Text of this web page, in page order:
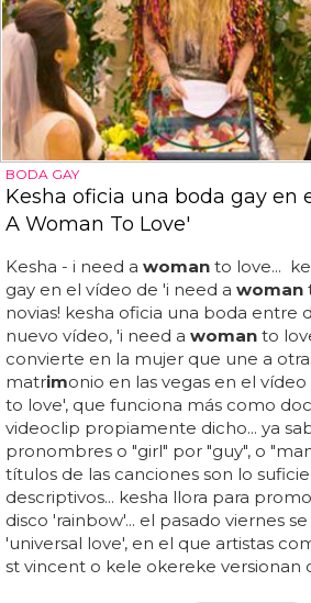
BODA GAY
Kesha oficia una boda gay en
A Woman To Love'
Kesha - i need a woman to love...
gay en el vídeo de 'i need a woman
novias! kesha oficia una boda entre
nuevo vídeo, 'i need a woman to
convierte en la mujer que une a
matrimonio en las vegas en el
to love', que funciona más como
videoclip propiamente dicho... ya
pronombres o "girl" por "guy", o
títulos de las canciones son lo
descriptivos... kesha llora para
disco 'rainbow'... el pasado viernes
'universal love', en el que artistas
st vincent o kele okereke versionan